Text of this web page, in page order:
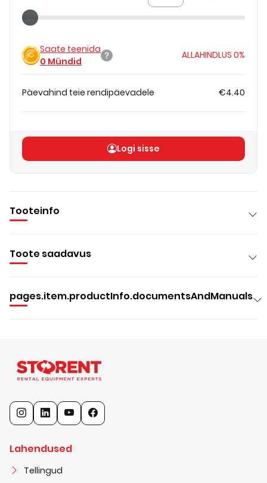
Saate teenida
0 Mündid
ALLAHINDLUS 0%
Päevahind teie rendipäevadele €4.40
Logi sisse
Tooteinfo
Toote saadavus
pages.item.productInfo.documentsAndManuals
Lahendused
Tellingud